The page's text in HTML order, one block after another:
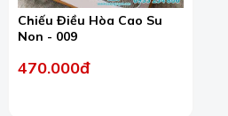
Đến với cửa hàng của chúng tôi,
Chiếu Điều Hòa Cao Su
Non - 009
470.000đ